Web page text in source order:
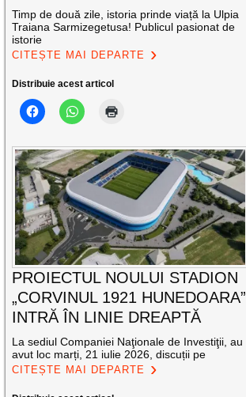
Timp de două zile, istoria prinde viață la Ulpia
Traiana Sarmizegetusa! Publicul pasionat de
istorie
CITEȘTE MAI DEPARTE
Distribuie acest articol
PROIECTUL NOULUI STADION
„CORVINUL 1921 HUNEDOARA”
INTRĂ ÎN LINIE DREAPTĂ
La sediul Companiei Naţionale de Investiţii, au
avut loc marți, 21 iulie 2026, discuții pe
CITEȘTE MAI DEPARTE